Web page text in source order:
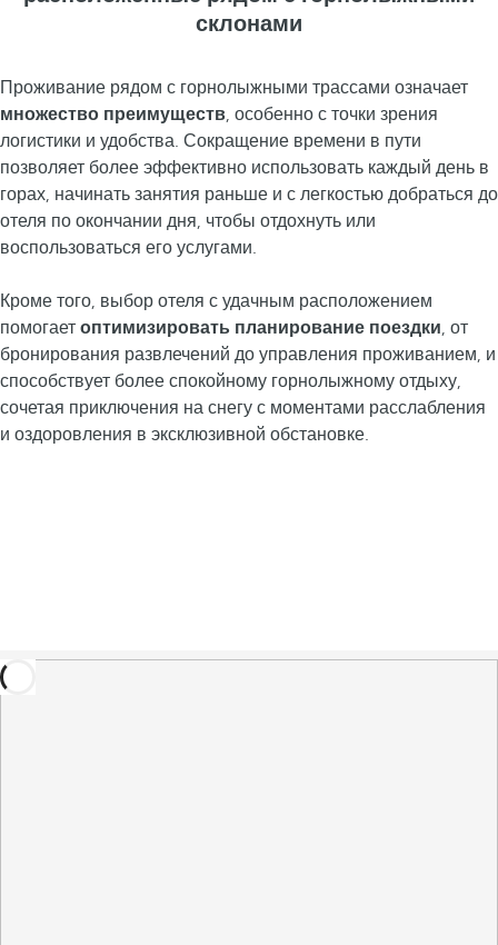
склонами
Проживание рядом с горнолыжными трассами означает
множество преимуществ, особенно с точки зрения
логистики и удобства. Сокращение времени в пути
позволяет более эффективно использовать каждый день в
горах, начинать занятия раньше и с легкостью добраться до
отеля по окончании дня, чтобы отдохнуть или
воспользоваться его услугами.
Кроме того, выбор отеля с удачным расположением
помогает оптимизировать планирование поездки, от
бронирования развлечений до управления проживанием, и
способствует более спокойному горнолыжному отдыху,
сочетая приключения на снегу с моментами расслабления
и оздоровления в эксклюзивной обстановке.